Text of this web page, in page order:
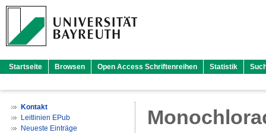
Startseite Browsen Open Access Schriftenreihen Statistik
Kontakt
Leitlinien EPub
Neueste Einträge